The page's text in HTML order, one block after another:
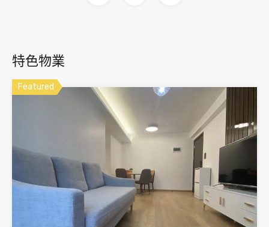
特色物業
Featured